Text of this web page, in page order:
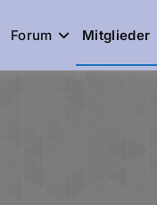
Forum Mitglieder